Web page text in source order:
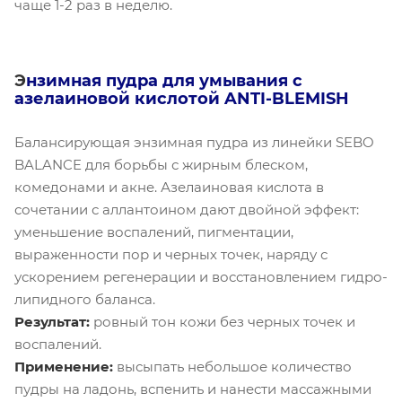
чаще 1-2 раз в неделю.
Энзимная пудра для умывания с
азелаиновой кислотой ANTI-BLEMISH
Балансирующая энзимная пудра из линейки SEBO
BALANCE для борьбы с жирным блеском,
комедонами и акне. Азелаиновая кислота в
сочетании с аллантоином дают двойной эффект:
уменьшение воспалений, пигментации,
выраженности пор и черных точек, наряду с
ускорением регенерации и восстановлением гидро-
липидного баланса.
Результат: ровный тон кожи без черных точек и
воспалений.
Применение: высыпать небольшое количество
пудры на ладонь, вспенить и нанести массажными